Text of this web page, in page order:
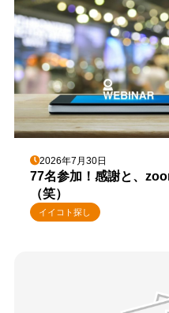
2026年7月30日
77名参加！感謝と、
（笑）
イイコト探し